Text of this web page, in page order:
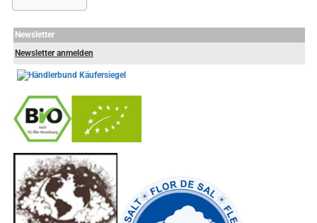
Newsletter
Newsletter anmelden